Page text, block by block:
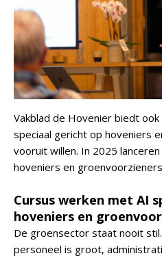
Vakblad de Hovenier biedt
speciaal gericht op hoveniers
vooruit willen. In 2025
hoveniers en
Cursus werken met AI
hoveniers en
De groensector staat nooit
personeel is groot,